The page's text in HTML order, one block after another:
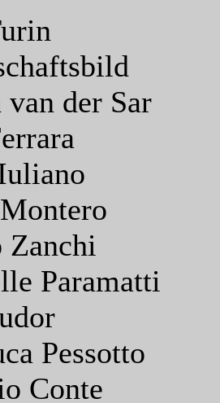
der Sar
Zanchi
Paramatti
Pessotto
Conte